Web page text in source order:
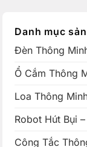
Danh mục
Đèn Thông
Ổ Cắm Thông
Loa Thông
Robot Hút Bụi
Công Tắc